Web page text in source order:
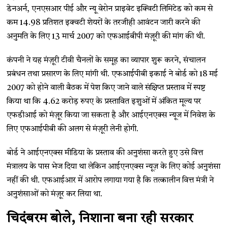
डेनअर्न, एनएसआर पीई और न्यू वेरोन प्राइवेट इक्विटी लिमिटेड को कम से
कम 14.98 प्रतिशत इक्वटी शेयरों के तरजीही आवंटन जारी करने की
अनुमति के लिए 13 मार्च 2007 को एफआईबीपी मंज़ूरी की मांग की थी.
कंपनी ने यह मंज़ूरी टीवी चैनलों के समूह का व्यापार शुरू करने, संचालन
प्रबंधन तथा प्रसारण के लिए मांगी थी. एफआईपीबी इकाई ने बोर्ड को 18 मई
2007 को होने वाली बैठक में पेश किए जाने वाले संक्षिप्त प्रस्ताव में स्पष्ट
किया था कि 4.62 करोड़ रुपए के प्रस्तावित इशुओं में अंकित मूल्य पर
एफडीआई को मंज़ूर किया जा सकता है और आईएनएक्स न्यूज में निवेश के
लिए एफआईपीबी की अलग से मंज़ूरी लेनी होगी.
बोर्ड ने आईएनएक्स मीडिया के प्रस्ताव की अनुशंसा करते हुए उसे वित्त
मंत्रालय के पास भेज दिया था लेकिन आईएनएक्स न्यूज़ के लिए कोई अनुशंसा
नहीं की थी. एफआईआर में आरोप लगाया गया है कि तत्कालीन वित्त मंत्री ने
अनुशंसाओं को मंज़ूर कर लिया था.
चिदंबरम बोले, निशाना बना रही सरकार